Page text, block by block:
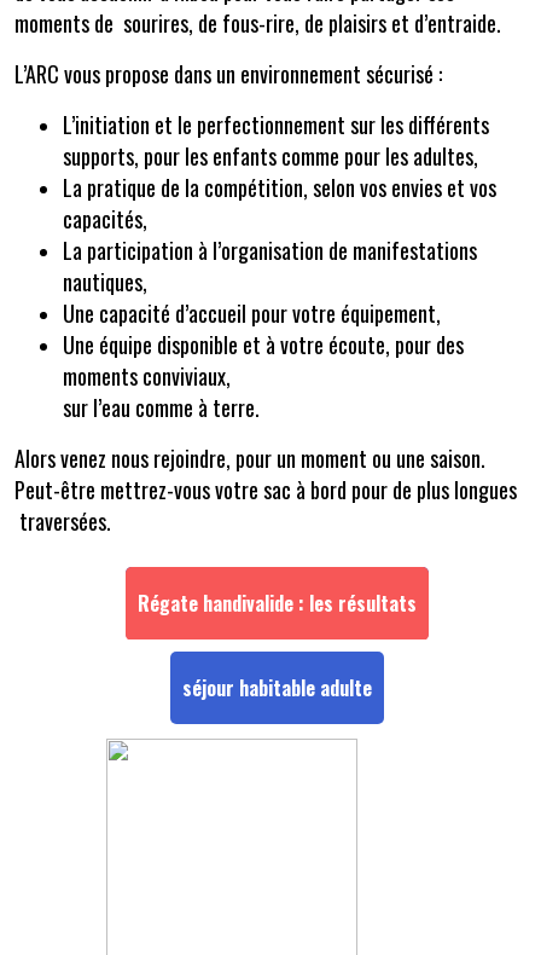
moments de sourires, de fous-rire, de plaisirs et d’entraide.
L’ARC vous propose dans un environnement sécurisé :
L’initiation et le perfectionnement sur les différents
supports, pour les enfants comme pour les adultes,
La pratique de la compétition, selon vos envies et vos
capacités,
La participation à l’organisation de manifestations
nautiques,
Une capacité d’accueil pour votre équipement,
Une équipe disponible et à votre écoute, pour des
moments conviviaux,
sur l’eau comme à terre.
Alors venez nous rejoindre, pour un moment ou une saison.
Peut-être mettrez-vous votre sac à bord pour de plus longues
traversées.
Régate handivalide : les résultats
séjour habitable adulte